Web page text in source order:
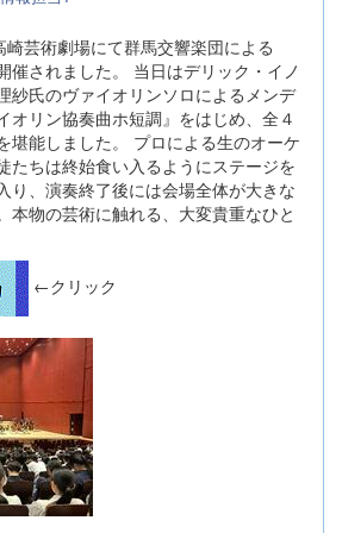
崎芸術劇場にて群馬交響楽団による
催されました。 当日はデリック・イノ
紗氏のヴァイオリンソロによるメンデ
オリン協奏曲ホ短調』をはじめ、全４
堪能しました。 プロによる生のオーケ
たちは終始食い入るようにステージを
り、演奏終了後には会場全体が大きな
本物の芸術に触れる、大変貴重なひと
←クリック